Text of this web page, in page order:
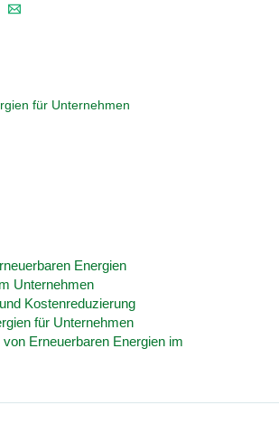
für Unternehmen
Energien
Unternehmen
Kostenreduzierung
für Unternehmen
von Erneuerbaren Energien im